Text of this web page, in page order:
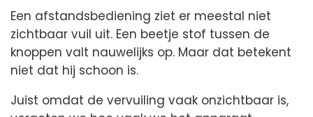
Een afstandsbediening ziet er meestal niet
zichtbaar vuil uit. Een beetje stof tussen de
knoppen valt nauwelijks op. Maar dat betekent
niet dat hij schoon is.
Juist omdat de vervuiling vaak onzichtbaar is,